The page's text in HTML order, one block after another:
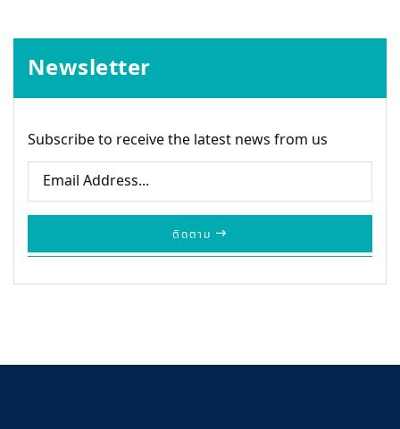
Newsletter
Subscribe to receive the latest news from us
ติดตาม